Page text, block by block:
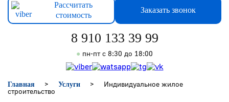
Услуги
Рассчитать
стоимость
Заказать звонок
8 910 133 39 99
● пн-пт с 8:30 до 18:00
Главная > Услуги >
Индивидуальное жилое
строительство